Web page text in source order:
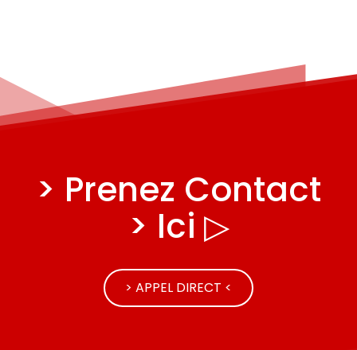
> Prenez Contact
> Ici ▷
> APPEL DIRECT <